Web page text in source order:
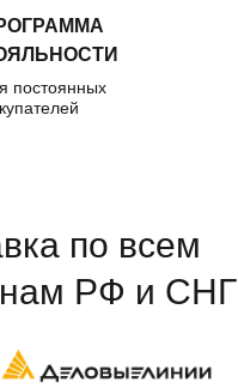
постоянных
по всем
РФ и СНГ